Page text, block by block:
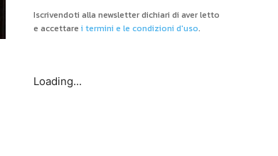
Iscrivendoti alla newsletter dichiari di aver letto
e accettare i termini e le condizioni d'uso.
Loading...